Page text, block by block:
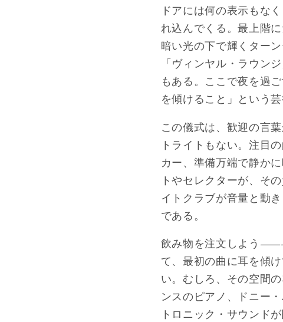
ドアには何の表示もな
れ込んでくる。最上階
暗い光の下で輝くター
「ヴィンヤル・ラウ
もある。ここで夜を過
を傾けること」という
この儀式は、歓迎の言
トライトもない。注
カー、準備万端で静か
トやセレクターが、そ
イトクラブが音量と動
である。
飲み物を注文しよう
て、最初の曲に耳を傾
い。むしろ、その空間
ンスのピアノ、ドニー
トロニック・サウンド